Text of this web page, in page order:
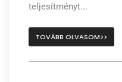
teljesítményt...
TOVÁBB OLVASOM>>